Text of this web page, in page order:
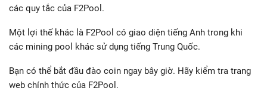
các quy tắc của F2Pool.
Một lợi thế khác là F2Pool có giao diện tiếng Anh trong khi
các mining pool khác sử dụng tiếng Trung Quốc.
Bạn có thể bắt đầu đào coin ngay bây giờ. Hãy kiểm tra trang
web chính thức của F2Pool.